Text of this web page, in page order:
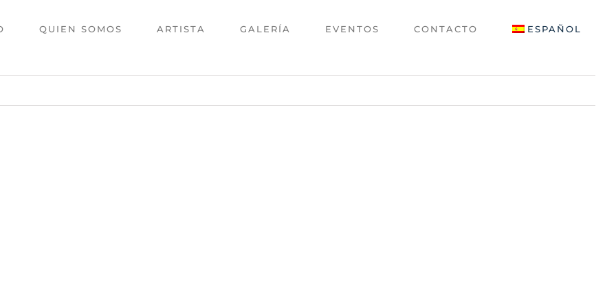
QUIEN SOMOS ARTISTA GALERÍA EVENTOS CONTACTO ESPAÑOL